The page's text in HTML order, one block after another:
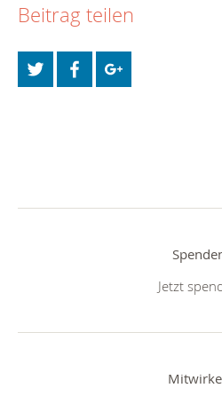
Beitrag teilen
Jetzt